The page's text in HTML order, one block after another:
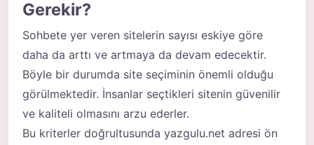
Gerekir?
Sohbete yer veren sitelerin sayısı eskiye göre
daha da arttı ve artmaya da devam edecektir.
Böyle bir durumda site seçiminin önemli olduğu
görülmektedir. İnsanlar seçtikleri sitenin güvenilir
ve kaliteli olmasını arzu ederler.
Bu kriterler doğrultusunda yazgulu.net adresi ön